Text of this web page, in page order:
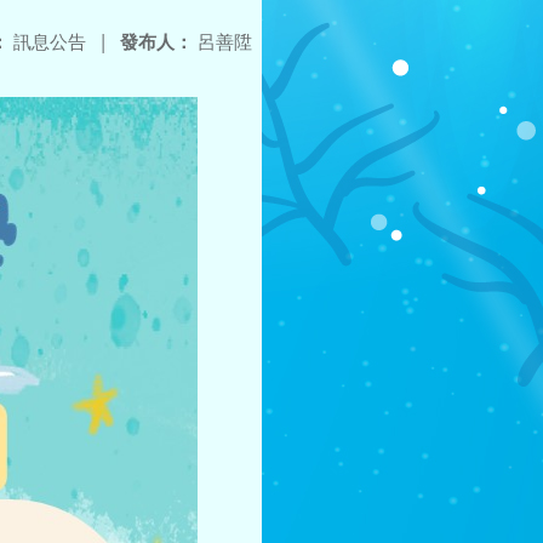
發布人： 呂善陞
訊息公告 |